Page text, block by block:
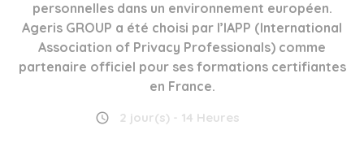
personnelles dans un environnement européen.
Ageris GROUP a été choisi par l’IAPP (International
Association of Privacy Professionals) comme
partenaire officiel pour ses formations certifiantes
en France.
2 jour(s) - 14 Heures